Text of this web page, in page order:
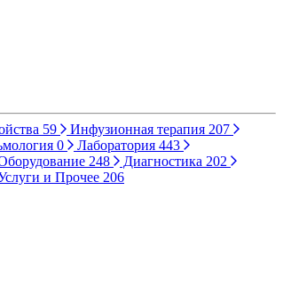
59 Инфузионная терапия 207
0 Лаборатория 443
248 Диагностика 202
и Прочее 206